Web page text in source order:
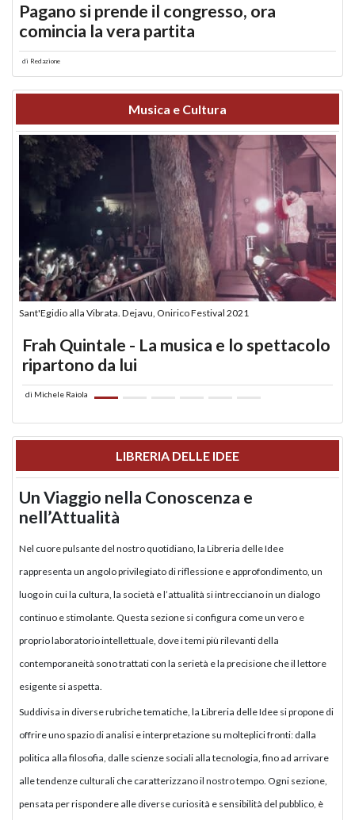
Pagano si prende il congresso, ora
comincia la vera partita
di Redazione
Musica e Cultura
Sant'Egidio alla Vibrata. Dejavu, Onirico Festival 2021
Frah Quintale - La musica e lo spettacolo
ripartono da lui
di Michele Raiola
LIBRERIA DELLE IDEE
Un Viaggio nella Conoscenza e
nell’Attualità
Nel cuore pulsante del nostro quotidiano, la Libreria delle Idee
rappresenta un angolo privilegiato di riflessione e approfondimento, un
luogo in cui la cultura, la società e l’attualità si intrecciano in un dialogo
continuo e stimolante. Questa sezione si configura come un vero e
proprio laboratorio intellettuale, dove i temi più rilevanti della
contemporaneità sono trattati con la serietà e la precisione che il lettore
esigente si aspetta.
Suddivisa in diverse rubriche tematiche, la Libreria delle Idee si propone di
offrire uno spazio di analisi e interpretazione su molteplici fronti: dalla
politica alla filosofia, dalle scienze sociali alla tecnologia, fino ad arrivare
alle tendenze culturali che caratterizzano il nostro tempo. Ogni sezione,
pensata per rispondere alle diverse curiosità e sensibilità del pubblico, è